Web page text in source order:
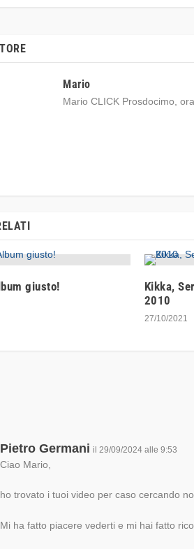
Mario
Mario CLICK Prosdocimo,
giusto!
Kikka,
2010
27/10/2021
Pietro Germani il 29/09/2024 alle 9:53
Ciao Mario,
ho trovato i tuoi video per caso cercando
Mi ha fatto piacere vederti e mi hai fatto